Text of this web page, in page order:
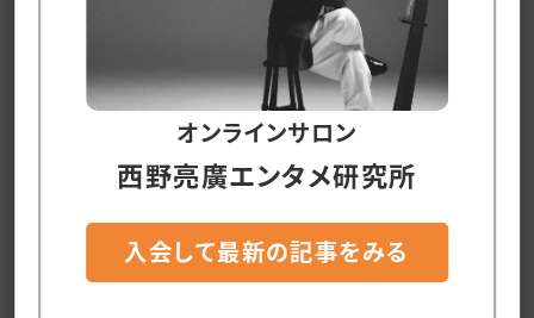
そんなことはいくらでもできる。
僕の心配はそれ（復帰後の貧乏生活）じゃなくて、
「もう、帰ってくる方法を忘れたんじゃないか？」と
あまりにも心配だったので、活動休止中にも何度
か呑みに誘って、ただただ近況を聞く時間を設け
オンラインサロン
西野亮廣エンタメ研究所
入会して最新の記事をみる